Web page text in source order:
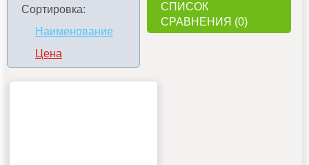
Сортировка:
Наименование
Цена
СПИСОК
СРАВНЕНИЯ (0)